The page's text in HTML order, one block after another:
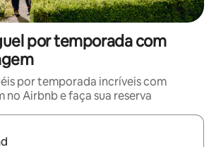
por temporada com
por temporada incríveis com
no Airbnb e faça sua reserva
estiverem disponíveis, explore-os